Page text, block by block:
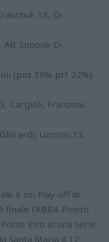
13, Di
All: Simone Di
(pos 39% prf 22%),
Cargioli, Franzoni,
Lucconi 13.
è coi Play-off di
l’ABBA Pineto
Viro in una serie
Santa Maria il 12